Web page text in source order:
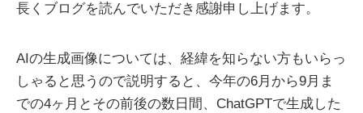
長くブログを読んでいただき感謝申し上げます。
AIの生成画像については、経緯を知らない方もいらっ
しゃると思うので説明すると、今年の6月から9月ま
での4ヶ月とその前後の数日間、ChatGPTで生成した